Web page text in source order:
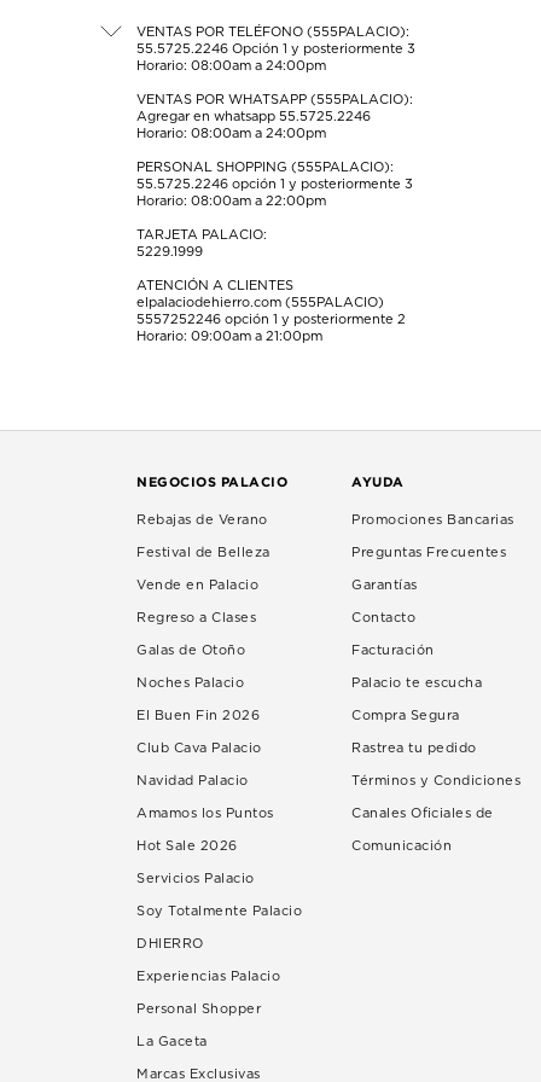
formularioformulario
de
formulario
de
formulario
de
formulario
de
envío.
VENTAS POR TELÉFONO (555PALACIO):
55.5725.2246 Opción 1 y posteriormente 3
Horario: 08:00am a 24:00pm
VENTAS POR WHATSAPP (555PALACIO):
Agregar en whatsapp 55.5725.2246
Horario: 08:00am a 24:00pm
PERSONAL SHOPPING (555PALACIO):
55.5725.2246 opción 1 y posteriormente 3
Horario: 08:00am a 22:00pm
TARJETA PALACIO:
5229.1999
ATENCIÓN A CLIENTES
elpalaciodehierro.com (555PALACIO)
5557252246 opción 1 y posteriormente 2
Horario: 09:00am a 21:00pm
NEGOCIOS PALACIO
Rebajas de Verano
Festival de Belleza
Vende en Palacio
Regreso a Clases
Galas de Otoño
Noches Palacio
El Buen Fin 2026
Club Cava Palacio
Navidad Palacio
Amamos los Puntos
Hot Sale 2026
Servicios Palacio
Soy Totalmente Palacio
DHIERRO
Experiencias Palacio
Personal Shopper
La Gaceta
Marcas Exclusivas
AYUDA
Promociones Bancarias
Preguntas Frecuentes
Garantías
Contacto
Facturación
Palacio te escucha
Compra Segura
Rastrea tu pedido
Términos y Condiciones
Canales Oficiales de
Comunicación